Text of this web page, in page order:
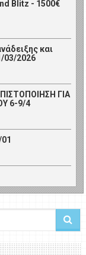
Blitz - 1500€
και
03/2026
ΓΙΑ
6-9/4